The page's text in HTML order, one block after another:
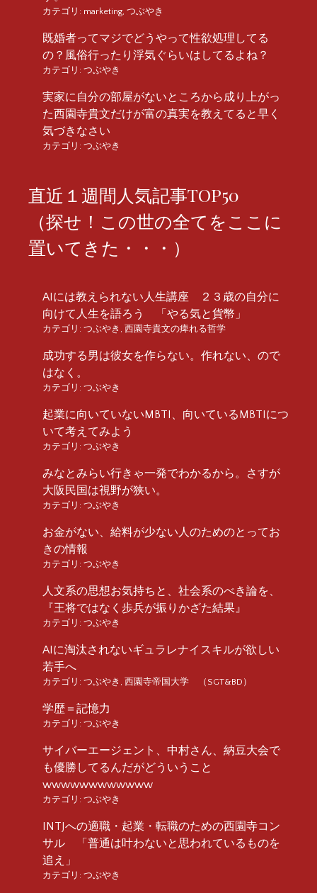
カテゴリ: marketing, つぶやき
既婚者ってマジでどうやって性欲処理してる
の？風俗行ったり浮気ぐらいはしてるよね？
カテゴリ: つぶやき
実家に自分の部屋がないところから成り上がっ
た西園寺貴文だけが富の真実を教えてると早く
気づきなさい
カテゴリ: つぶやき
直近１週間人気記事TOP50
（探せ！この世の全てをここに
置いてきた・・・）
AIには教えられない人生講座 ２３歳の自分に
向けて人生を語ろう 「やる気と貨幣」
カテゴリ: つぶやき , 西園寺貴文の痺れる哲学
成功する男は彼女を作らない。作れない、ので
はなく。
カテゴリ: つぶやき
起業に向いていないMBTI、向いているMBTIにつ
いて考えてみよう
カテゴリ: つぶやき
みなとみらい行きゃ一発でわかるから。さすが
大阪民国は視野が狭い。
カテゴリ: つぶやき
お金がない、給料が少ない人のためのとってお
きの情報
カテゴリ: つぶやき
人文系の思想お気持ちと、社会系のべき論を、
『王将ではなく歩兵が振りかざた結果』
カテゴリ: つぶやき
AIに淘汰されないギュラレナイスキルが欲しい
若手へ
カテゴリ: つぶやき , 西園寺帝国大学 （SGT&BD）
学歴＝記憶力
カテゴリ: つぶやき
サイバーエージェント、中村さん、納豆大会で
も優勝してるんだがどういうこと
wwwwwwwwwwww
カテゴリ: つぶやき
INTJへの適職・起業・転職のための西園寺コン
サル 「普通は叶わないと思われているものを
追え」
カテゴリ: つぶやき